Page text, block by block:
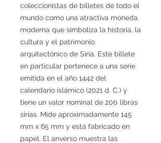
coleccionistas de billetes de todo el
mundo como una atractiva moneda
moderna que simboliza la historia, la
cultura y el patrimonio
arquitectónico de Siria. Este billete
en particular pertenece a una serie
emitida en el año 1442 del
calendario islámico (2021 d. C.) y
tiene un valor nominal de 200 libras
sirias. Mide aproximadamente 145
mm x 65 mm y está fabricado en
papel. El anverso muestra las